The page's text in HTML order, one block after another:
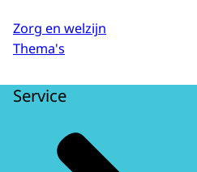
Voortzetting en
Zorg en welzijn
Thema's
Service